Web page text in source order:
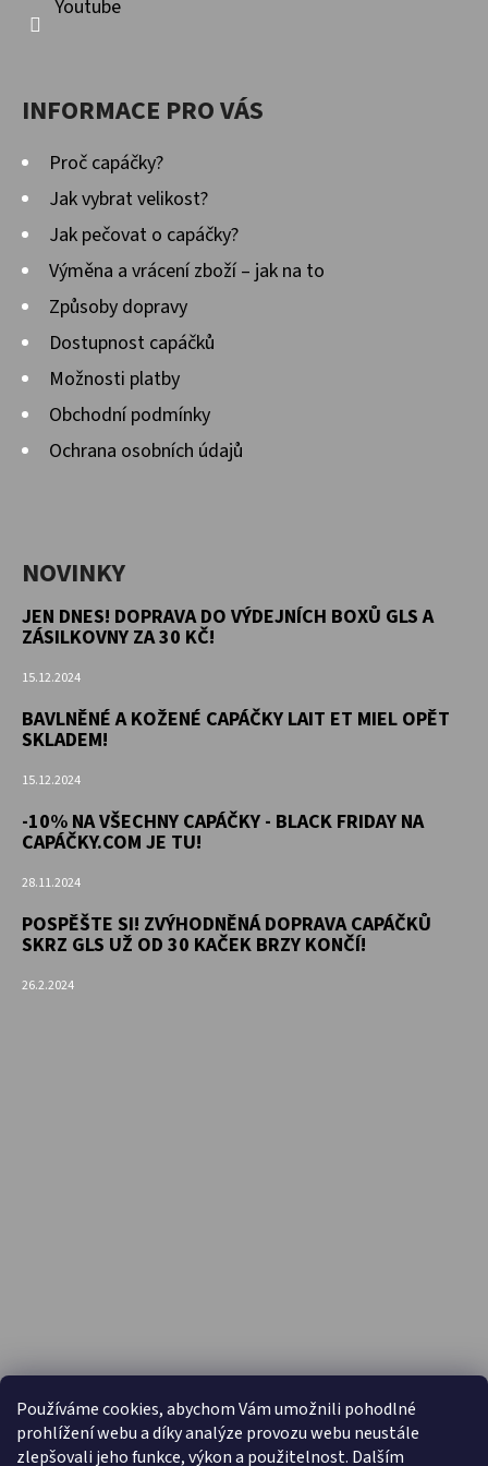
Používáme cookies, abychom Vám umožnili pohodlné
prohlížení webu a díky analýze provozu webu neustále
zlepšovali jeho funkce, výkon a použitelnost. Dalším
Youtube
INFORMACE PRO VÁS
Proč capáčky?
Jak vybrat velikost?
Jak pečovat o capáčky?
Výměna a vrácení zboží – jak na to
Způsoby dopravy
Dostupnost capáčků
Možnosti platby
Obchodní podmínky
Ochrana osobních údajů
NOVINKY
JEN DNES! DOPRAVA DO VÝDEJNÍCH BOXŮ GLS A
ZÁSILKOVNY ZA 30 KČ!
15.12.2024
BAVLNĚNÉ A KOŽENÉ CAPÁČKY LAIT ET MIEL OPĚT
SKLADEM!
15.12.2024
-10% NA VŠECHNY CAPÁČKY - BLACK FRIDAY NA
CAPÁČKY.COM JE TU!
28.11.2024
POSPĚŠTE SI! ZVÝHODNĚNÁ DOPRAVA CAPÁČKŮ
SKRZ GLS UŽ OD 30 KAČEK BRZY KONČÍ!
26.2.2024
PŘIJÍMÁME ONLINE PLATBY